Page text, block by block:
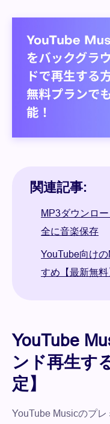
関連記事:
MP3ダウンロ
全に音楽保存
YouTube向け
すめ【最新無料
YouTube
ンド再生す
定】
YouTube Musicのプ